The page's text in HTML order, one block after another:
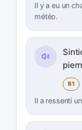
Il y a eu un
météo.
B1
Il a ressenti